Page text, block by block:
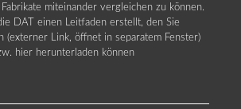
miteinander vergleichen zu können.
DAT einen Leitfaden erstellt, den Sie
(externer Link, öffnet in separatem Fenster)
hier herunterladen können